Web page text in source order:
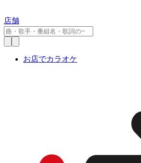
店舗
お店でカラオケ